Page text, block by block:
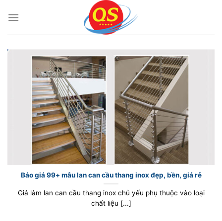
qua
Báo giá 99+ mẫu lan can cầu thang inox đẹp, bền, giá rẻ
Giá làm lan can cầu thang inox chủ yếu phụ thuộc vào loại
chất liệu [...]